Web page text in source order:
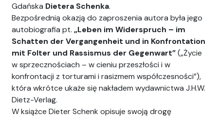
Gdańska Dietera Schenka.
Bezpośrednią okazją do zaproszenia autora była jego
autobiografia pt. „Leben im Widerspruch – im
Schatten der Vergangenheit und in Konfrontation
mit Folter und Rassismus der Gegenwart”(„Życie
w sprzecznościach – w cieniu przeszłości i w
konfrontacji z torturami i rasizmem współczesności”),
która wkrótce ukaże się nakładem wydawnictwa J.H.W.
Dietz-Verlag.
W książce Dieter Schenk opisuje swoją drogę